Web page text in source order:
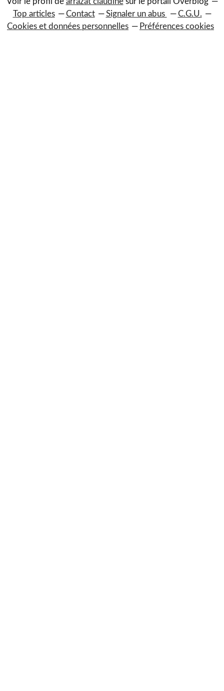
Top articles
Contact Signaler un abus
C.G.U.
Cookies et données personnelles
Préférences cookies